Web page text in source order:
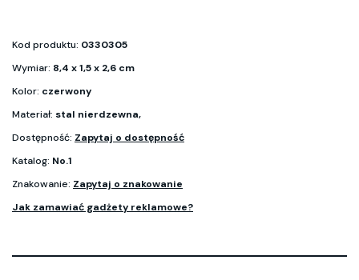
Kod produktu: 0330305
Wymiar: 8,4 x 1,5 x 2,6 cm
Kolor: czerwony
Materiał: stal nierdzewna,
Dostępność: Zapytaj o dostępność
Katalog: No.1
Znakowanie: Zapytaj o znakowanie
Jak zamawiać gadżety reklamowe?